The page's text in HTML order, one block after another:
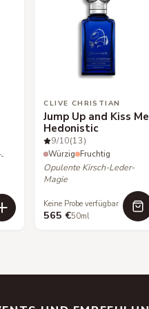
CLIVE CHRISTIAN
Jump Up and Kiss Me
Hedonistic
9/10(13)
Würzig Fruchtig
Opulente Kirsch-Leder-
Magie
Keine Probe verfügbar
565 €50ml